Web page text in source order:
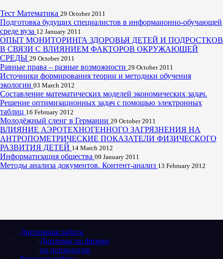
Тест Математика 29 October 2011
Подготовка будущих специалистов в информаионно-обучающей
среде вуза 12 January 2011
ОПЫТ МОНИТОРИНГА ЗДОРОВЬЯ ДЕТЕЙ И ПОДРОСТКОВ
В СВЯЗИ С ВЛИЯНИЕМ ФАКТОРОВ ОКРУЖАЮЩЕЙ
СРЕДЫ 29 October 2011
Равные права – разные возможности 29 October 2011
Источники формирования теории и методики обучения
экологии 03 March 2012
Составление математических моделей экономических задач.
Решение оптимизационных задач с помощью электронных
таблиц 16 February 2012
Молодёжный сленг в Германии 29 October 2011
ВЛИЯНИЕ АЭРОТЕХНОГЕННОГО ЗАГРЯЗНЕНИЯ НА
АНТРОПОМЕТРИЧЕСКИЕ ПОКАЗАТЕЛИ ФИЗИЧЕСКОГО
РАЗВИТИЯ ДЕТЕЙ 14 March 2012
Информатизация общества 09 January 2011
Методы анализа документов. Контент-анализ 13 February 2012
Дипломная работа
Дипломы по физике
по психологии